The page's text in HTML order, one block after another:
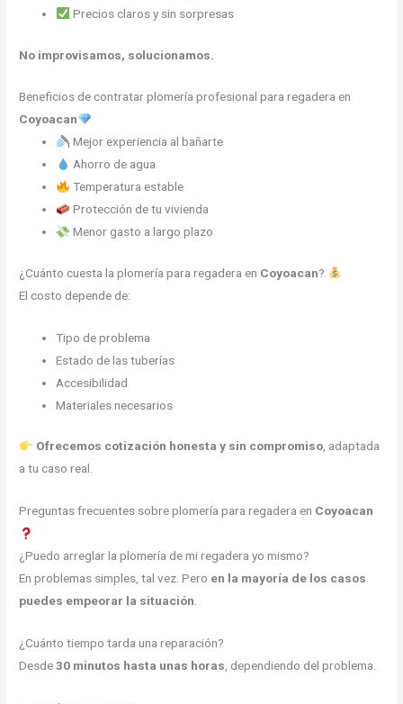
Precios claros y sin sorpresas
No improvisamos, solucionamos.
Beneficios de contratar plomería profesional para regadera en
Coyoacan
Mejor experiencia al bañarte
Ahorro de agua
Temperatura estable
Protección de tu vivienda
Menor gasto a largo plazo
¿Cuánto cuesta la plomería para regadera en Coyoacan?
El costo depende de:
Tipo de problema
Estado de las tuberías
Accesibilidad
Materiales necesarios
Ofrecemos cotización honesta y sin compromiso, adaptada
a tu caso real.
Preguntas frecuentes sobre plomería para regadera en Coyoacan
¿Puedo arreglar la plomería de mi regadera yo mismo?
En problemas simples, tal vez. Pero en la mayoría de los casos
puedes empeorar la situación
¿Cuánto tiempo tarda una reparación?
Desde30 minutos hasta unas horas , dependiendo del problema.